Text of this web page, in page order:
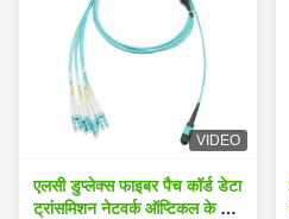
VIDEO
एलसी डुप्लेक्स फाइबर पैच कॉर्ड डेटा
ट्रांसमिशन नेटवर्क ऑप्टिकल के लिए